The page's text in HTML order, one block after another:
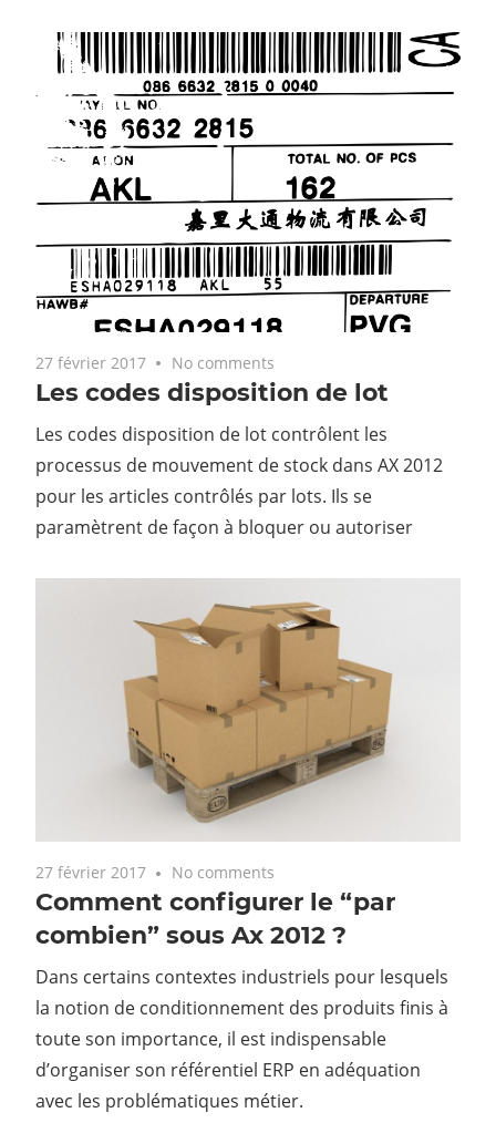
27 février 2017 No comments
Les codes disposition de lot
Les codes disposition de lot contrôlent les
processus de mouvement de stock dans AX 2012
pour les articles contrôlés par lots. Ils se
paramètrent de façon à bloquer ou autoriser
27 février 2017 No comments
Comment configurer le “par
combien” sous Ax 2012 ?
Dans certains contextes industriels pour lesquels
la notion de conditionnement des produits finis à
toute son importance, il est indispensable
d’organiser son référentiel ERP en adéquation
avec les problématiques métier.